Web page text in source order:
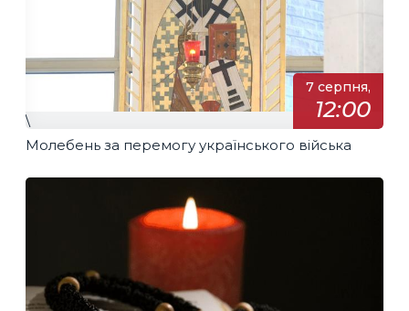
7 серпня,
12:00
\
Молебень за перемогу українського війська